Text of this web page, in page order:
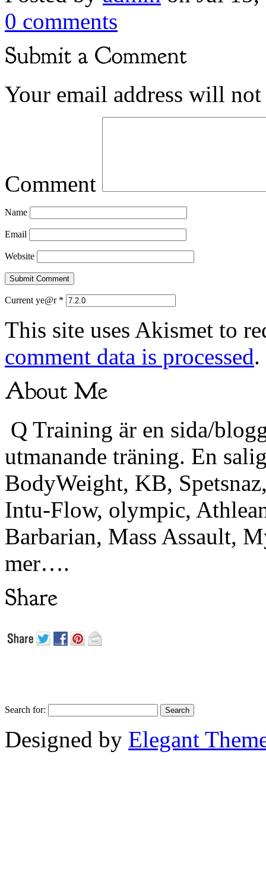
0 comments
Your email address will
Comment
Name
Email
Website
Current ye@r *
This site uses Akismet to
comment data is processed.
Q Training är en sida/
utmanande träning. En
BodyWeight, KB,
Intu-Flow, olympic,
Barbarian, Mass Assault,
mer….
Search for:
Designed by Elegant